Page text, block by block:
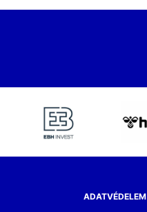
ADATVÉDELEM